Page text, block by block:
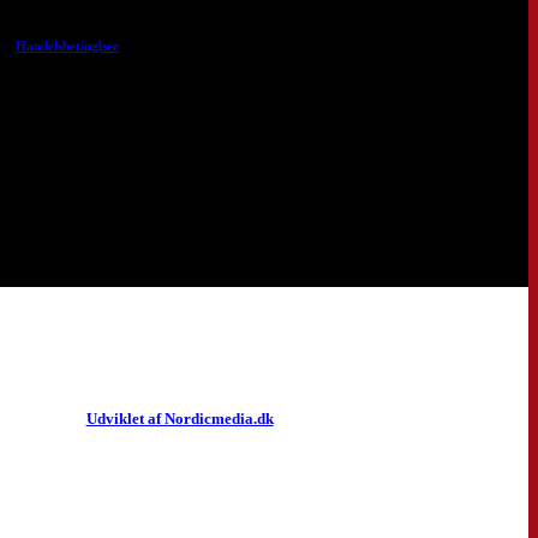
Handelsbetinglser
Udviklet af Nordicmedia.dk